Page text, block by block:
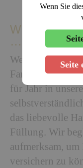
WEIN IST
…
Wein machen
Familiensache.
für Jahr in
das liebevolle
Füllung. Wir
aufmerksam,
versichern zu
Wenn Sie
Seite